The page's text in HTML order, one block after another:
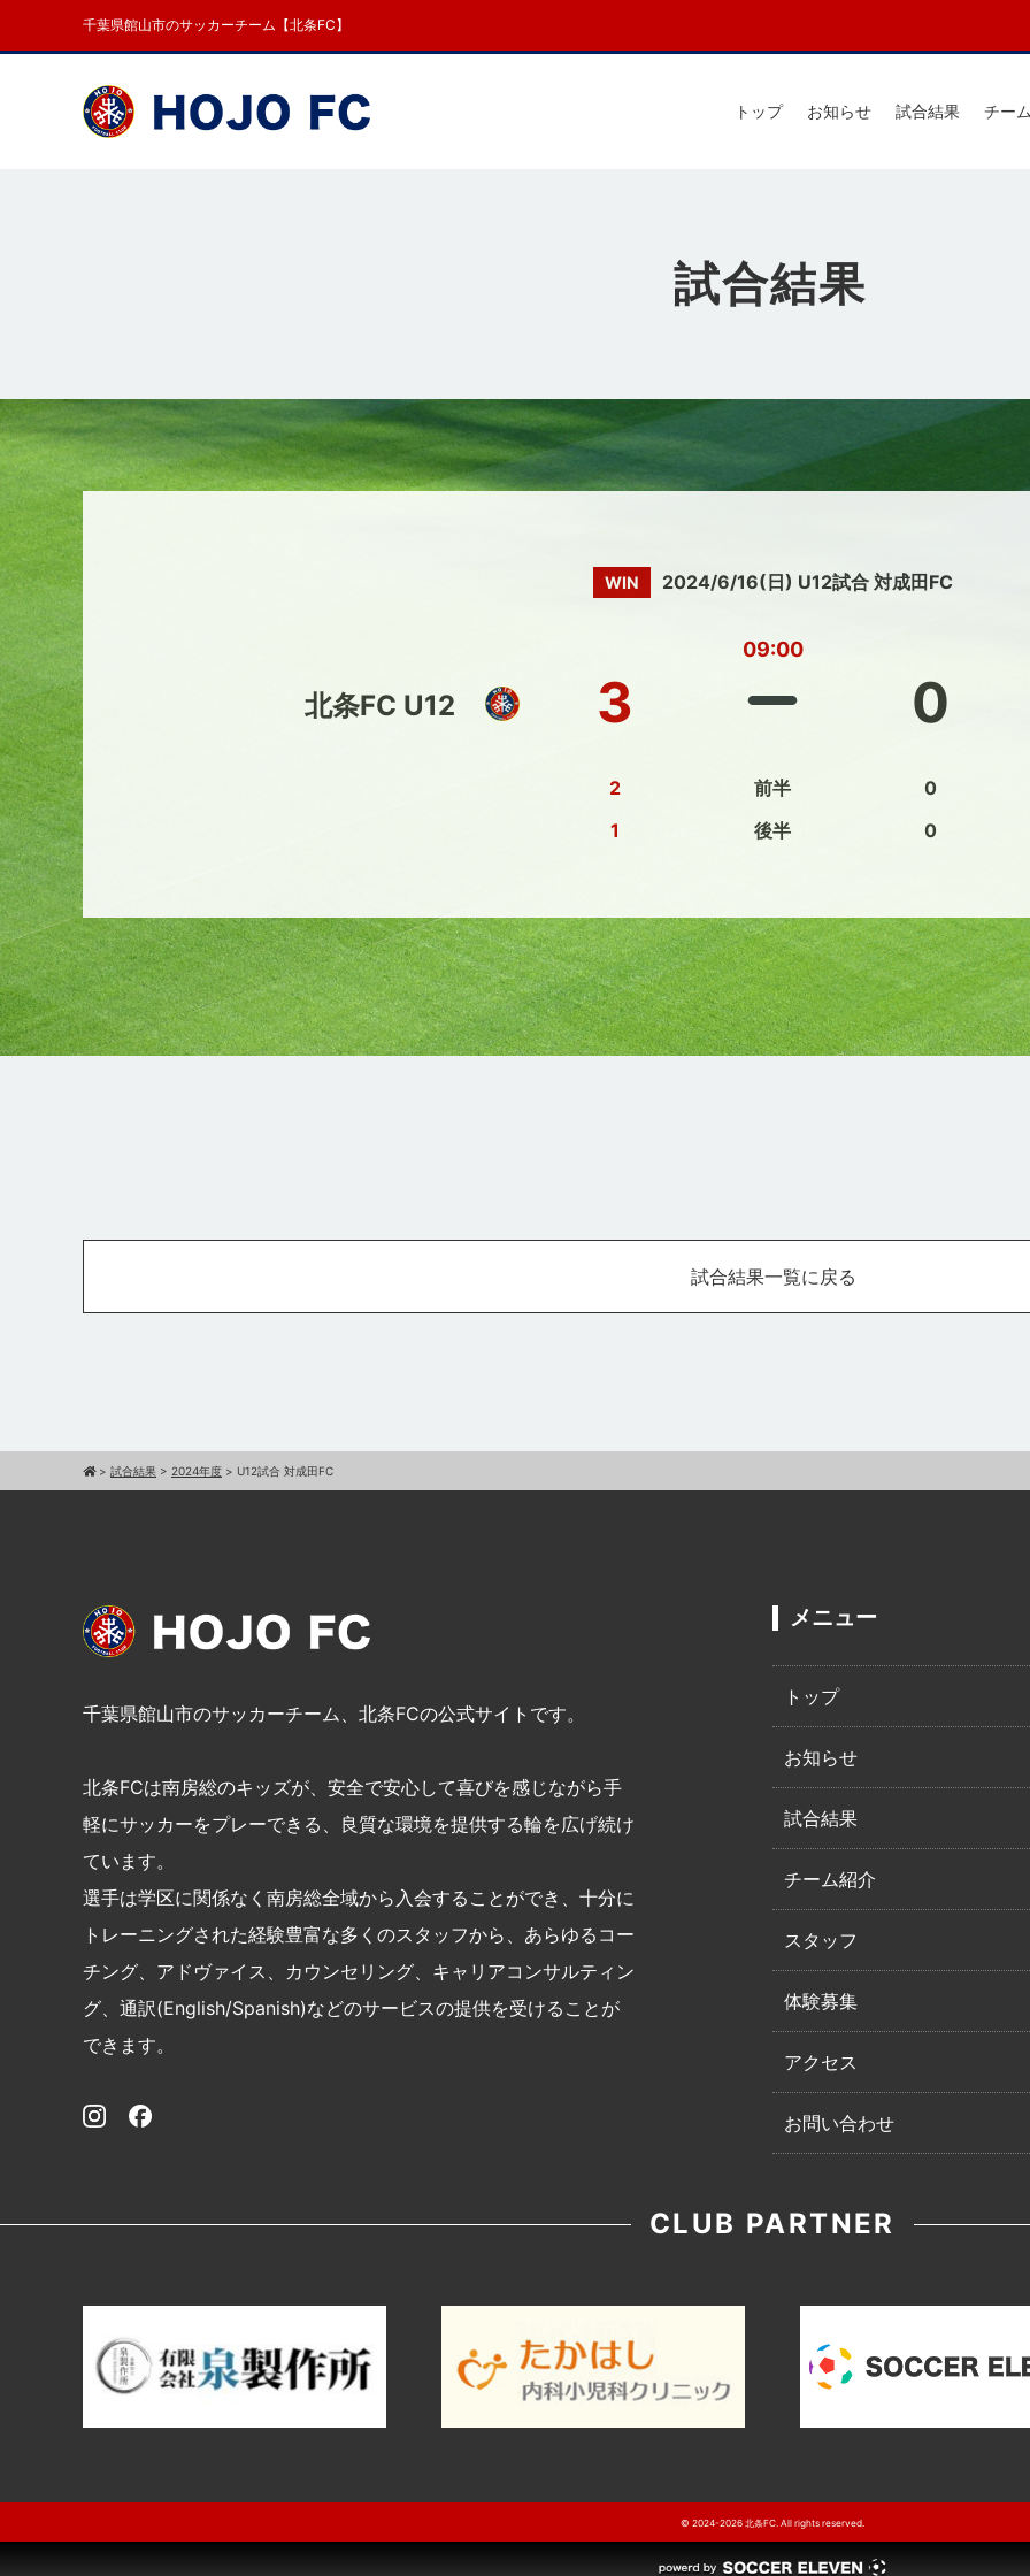
千葉県館山市のサッカーチーム【北条FC】
トップ お知らせ 試合結果 チー
試合結果
WIN 2024/6/16(日) U12試合 対成田FC
09:00
北条FC U12 3
2
1
前半
後半
0
0
0
試合結果一覧に戻る
> 試合結果 > 2024年度 > U12試合 対成田FC
千葉県館山市のサッカーチーム、北条FCの公式サイトです。
北条FCは南房総のキッズが、安全で安心して喜びを感じながら手
軽にサッカーをプレーできる、良質な環境を提供する輪を広げ続け
ています。
選手は学区に関係なく南房総全域から入会することができ、十分に
トレーニングされた経験豊富な多くのスタッフから、あらゆるコー
チング、アドヴァイス、カウンセリング、キャリアコンサルティン
グ、通訳(English/Spanish)などのサービスの提供を受けることが
できます。
メニュー
トップ
お知らせ
試合結果
チーム紹介
スタッフ
体験募集
アクセス
お問い合わせ
CLUB PARTNER
© 2024-2026 北条FC. All rights reserved.